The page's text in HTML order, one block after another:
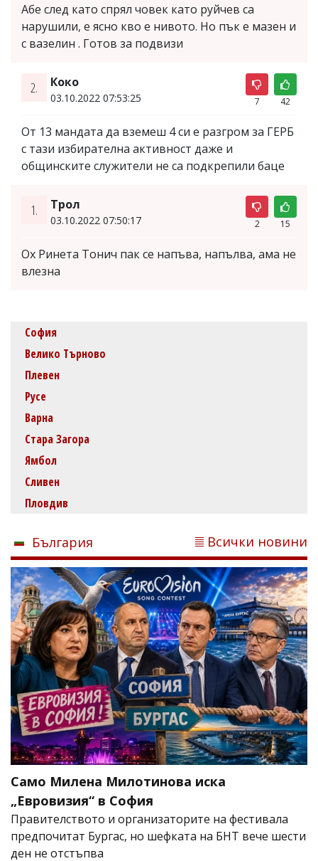
Aбе след като спрял човек като руйчев са
нарушили, е ясно кво е нивото. Но пък е мазен и
с вазелин . Готов за подвизи
2. Коко
03.10.2022 07:53:25 7 42
От 13 мандата да вземеш 4 си е разгром за ГЕРБ
с тази избирателна активност даже и
общинските служители не са подкрепили баце
1. Трол
03.10.2022 07:50:17 2 15
Ох Ринета Тонич пак се напъва, напълва, ама не
влезна
София
Велико Търново
Плевен
Русе
Варна
Стара Загора
Ямбол
Сливен
Пловдив
България Всички новини
Само Милена Милотинова иска
„Евровизия“ в София
Правителството и организаторите на фестивала
предпочитат Бургас, но шефката на БНТ вече шести
ден не отстъпва